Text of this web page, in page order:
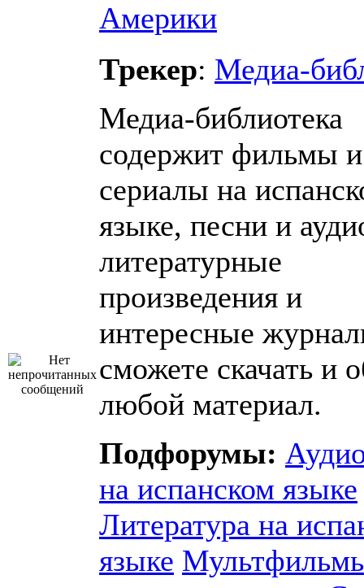
Америки
Трекер: Медиа-
Медиа-библиотека
содержит фильмы и
сериалы на
языке, песни и
литературные
произведения и
интересные
сможете скачать и
любой материал.
Подфорумы:
на испанском языке
Литература на
языке